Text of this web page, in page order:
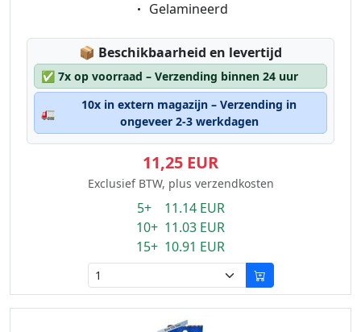
Eigenschaft:
Gelamineerd
📦 Lagerstatus:
Beschikbaarheid en levertijd
✅ 7x op voorraad – Verzending binnen 24 uur
🚛
10x in extern magazijn – Verzending in
ongeveer 2-3 werkdagen
11,25 EUR
Exclusief BTW, plus verzendkosten
5+ 11.14 EUR
10+ 11.03 EUR
15+ 10.91 EUR